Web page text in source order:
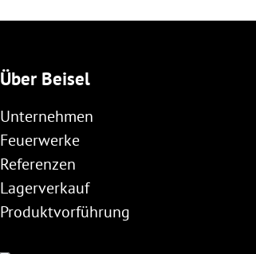
Über Beisel
Unternehmen
Feuerwerke
Referenzen
Lagerverkauf
Produktvorführung